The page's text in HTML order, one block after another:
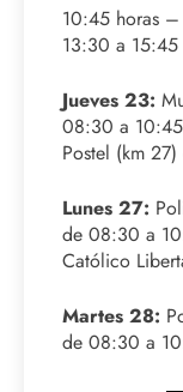
10:45 horas
13:30 a 15:45
Jueves 23:
08:30 a
Postel (km
Lunes 27:
de 08:30 a
Católico
Martes 28:
de 08:30 a